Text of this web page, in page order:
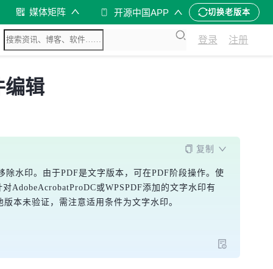
媒体矩阵 开源中国APP 切换老版本
登录 注册
辑
复制
水印。由于PDF是文字版本，可在PDF阶段操作。使
AdobeAcrobatProDC或WPSPDF添加的文字水印有
本未验证，需注意适用条件为文字水印。